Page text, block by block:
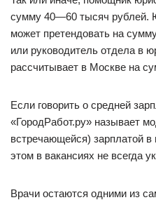
сумму 40—60 тысяч рублей.
может претендовать на
или руководитель отдела в
рассчитывает в Москве на
Если говорить о средней
«ГородРабот.ру» называет
встречающейся) зарплатой
этом в вакансиях не всегда
Врачи остаются одними из